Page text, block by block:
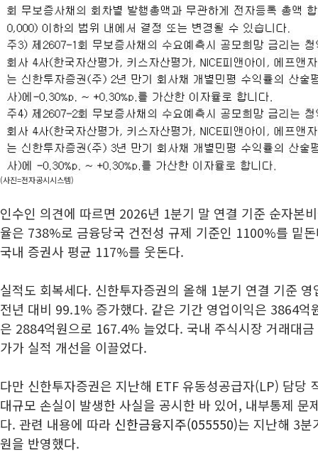
(사진=전자공시시스템)
인수인 의견에 따르면 2026년 1분기 말 연결 기준 순자본
율은 738%로 금융당국 건전성 규제 기준인 1100%를 밑
국내 증권사 평균 117%를 웃돈다.
실적도 회복세다. 신한투자증권의 올해 1분기 연결 기준
전년 대비 99.1% 증가했다. 같은 기간 영업이익은 3864
은 2884억원으로 167.4% 늘었다. 국내 주식시장 거래대
가가 실적 개선을 이끌었다.
다만 신한투자증권은 지난해 ETF 유동성공급자(LP) 담당
대규모 손실이 발생한 사실을 공시한 바 있어, 내부통제 문
다. 관련 내용에 따라 신한금융지주(055550)는 지난해 3분
원을 반영했다.